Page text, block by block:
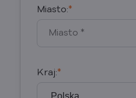
Miasto:*
Kraj:*